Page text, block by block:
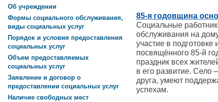
85-я годовщина
Социальные
обслуживания на
участие в
посвящённого 85-й
праздник всех
в его развитие. Село
друга, умеют
успехам.
Об учреждении
Формы социального обслуживания,
виды социальных услуг
Порядок и условия предоставления
социальных услуг
Объем предоставляемых
социальных услуг
Заявление и договор о
предоставлении социальных услуг
Наличие свободных мест